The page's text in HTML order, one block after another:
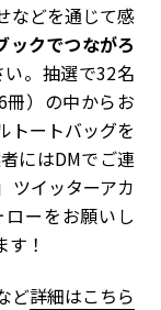
どを通じて感
ックでつながろ
。抽選で32名
冊）の中からお
トートバッグを
にはDMでご連
ツイッターアカ
ローをお願いし
！
ど詳細はこちら